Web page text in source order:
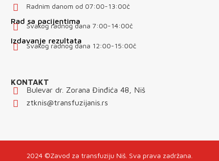
Radnim danom od 07:00-13:00č
Rad sa pacijentima
Svakog radnog dana 7:00-14:00č
Izdavanje rezultata
Svakog radnog dana 12:00-15:00č
KONTAKT
Bulevar dr. Zorana Đinđića 48, Niš
ztknis@transfuzijanis.rs
2024 ©Zavod za transfuziju Niš. Sva prava zadržana.